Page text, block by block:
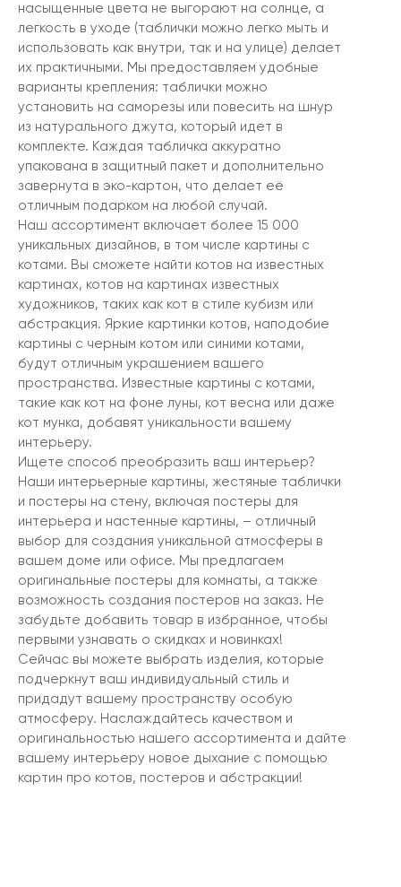
насыщенные цвета не выгорают на солнце, а
легкость в уходе (таблички можно легко мыть и
использовать как внутри, так и на улице) делает
их практичными. Мы предоставляем удобные
варианты крепления: таблички можно
установить на саморезы или повесить на шнур
из натурального джута, который идет в
комплекте. Каждая табличка аккуратно
упакована в защитный пакет и дополнительно
завернута в эко-картон, что делает её
отличным подарком на любой случай.
Наш ассортимент включает более 15 000
уникальных дизайнов, в том числе картины с
котами. Вы сможете найти котов на известных
картинах, котов на картинах известных
художников, таких как кот в стиле кубизм или
абстракция. Яркие картинки котов, наподобие
картины с черным котом или синими котами,
будут отличным украшением вашего
пространства. Известные картины с котами,
такие как кот на фоне луны, кот весна или даже
кот мунка, добавят уникальности вашему
интерьеру.
Ищете способ преобразить ваш интерьер?
Наши интерьерные картины, жестяные таблички
и постеры на стену, включая постеры для
интерьера и настенные картины, – отличный
выбор для создания уникальной атмосферы в
вашем доме или офисе. Мы предлагаем
оригинальные постеры для комнаты, а также
возможность создания постеров на заказ. Не
забудьте добавить товар в избранное, чтобы
первыми узнавать о скидках и новинках!
Сейчас вы можете выбрать изделия, которые
подчеркнут ваш индивидуальный стиль и
придадут вашему пространству особую
атмосферу. Наслаждайтесь качеством и
оригинальностью нашего ассортимента и дайте
вашему интерьеру новое дыхание с помощью
картин про котов, постеров и абстракции!